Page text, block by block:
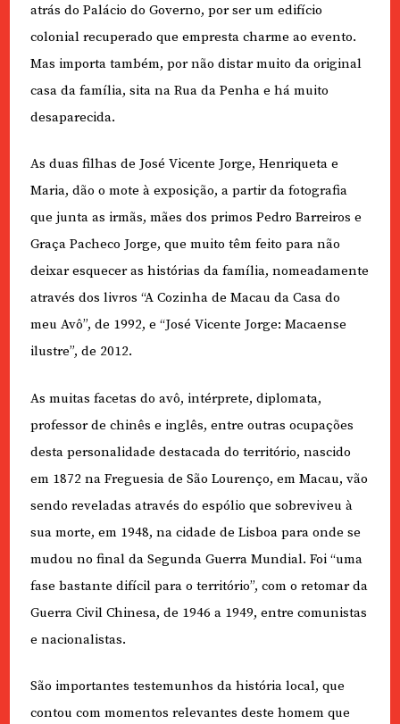
atrás do Palácio do Governo, por ser um edifício
colonial recuperado que empresta charme ao evento.
Mas importa também, por não distar muito da original
casa da família, sita na Rua da Penha e há muito
desaparecida.
As duas filhas de José Vicente Jorge, Henriqueta e
Maria, dão o mote à exposição, a partir da fotografia
que junta as irmãs, mães dos primos Pedro Barreiros e
Graça Pacheco Jorge, que muito têm feito para não
deixar esquecer as histórias da família, nomeadamente
através dos livros “A Cozinha de Macau da Casa do
meu Avô”, de 1992, e “José Vicente Jorge: Macaense
ilustre”, de 2012.
As muitas facetas do avô, intérprete, diplomata,
professor de chinês e inglês, entre outras ocupações
desta personalidade destacada do território, nascido
em 1872 na Freguesia de São Lourenço, em Macau, vão
sendo reveladas através do espólio que sobreviveu à
sua morte, em 1948, na cidade de Lisboa para onde se
mudou no final da Segunda Guerra Mundial. Foi “uma
fase bastante difícil para o território”, com o retomar da
Guerra Civil Chinesa, de 1946 a 1949, entre comunistas
e nacionalistas.
São importantes testemunhos da história local, que
contou com momentos relevantes deste homem que